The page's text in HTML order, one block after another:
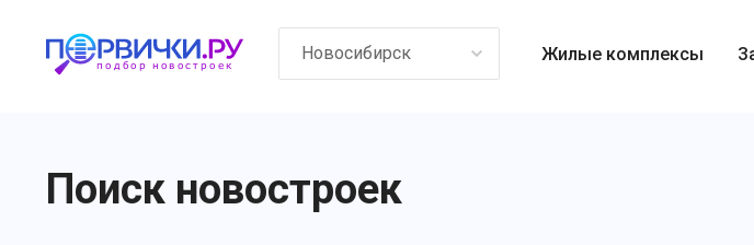
Новосибирск Жилые комплексы
Поиск новостроек